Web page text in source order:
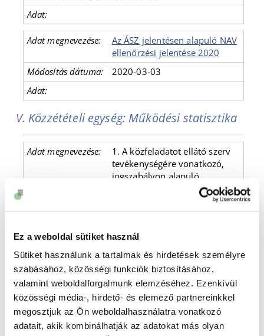
Ez a weboldal sütiket használ
Sütiket használunk a tartalmak és hirdetések személyre
szabásához, közösségi funkciók biztosításához,
valamint weboldalforgalmunk elemzéséhez. Ezenkívül
közösségi média-, hirdető- és elemező partnereinkkel
megosztjuk az Ön weboldalhasználatra vonatkozó
adatait, akik kombinálhatják az adatokat más olyan
Az ÁSZ jelentésen alapuló NAV
ellenőrzési jelentése 2020
2020-03-03
V. Közzétételi egység: Működési statisztika
1. A közfeladatot ellátó szerv
tevékenységére vonatkozó,
jogszabályon alapuló
statisztikai adatgyűjtés
eredményei, időbeli változásuk
Közművelődési statisztika klub
2025-03-19
Közművelődési statisztika